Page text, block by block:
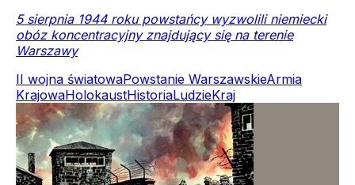
5 sierpnia 1944 roku powstańcy wyzwolili niemiecki
obóz koncentracyjny znajdujący się na terenie
Warszawy
II wojna światowaPowstanie WarszawskieArmia
KrajowaHolokaustHistoriaLudzieKraj